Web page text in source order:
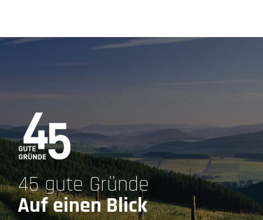
45 gute Gründe
Auf einen Blick